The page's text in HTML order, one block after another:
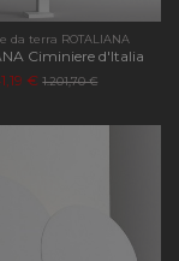
da terra ROTALIANA
Ciminiere d'Italia
€ 1.201,70 €